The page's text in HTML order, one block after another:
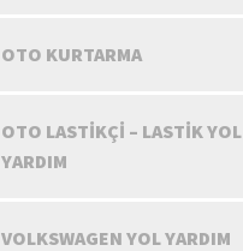
OTO KURTARMA
OTO LASTIKÇI – LASTIK YOL
YARDIM
VOLKSWAGEN YOL YARDIM